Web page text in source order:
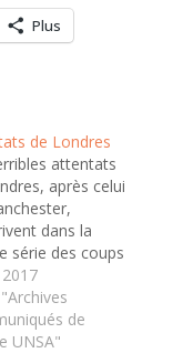
Plus
de Londres
attentats
après celui
dans la
série des coups
donnés à la
par le
ici
L’UNSA
de
UNSA"